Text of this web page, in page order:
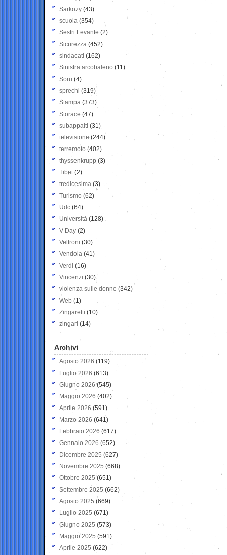
Sarkozy (43)
scuola (354)
Sestri Levante (2)
Sicurezza (452)
sindacati (162)
Sinistra arcobaleno (11)
Soru (4)
sprechi (319)
Stampa (373)
Storace (47)
subappalti (31)
televisione(244)
terremoto (402)
thyssenkrupp (3)
Tibet(2)
tredicesima (3)
Turismo (62)
Udc (64)
Università (128)
V-Day (2)
Veltroni (30)
Vendola (41)
Verdi (16)
Vincenzi (30)
violenza sulle donne (342)
Web (1)
Zingaretti (10)
zingari (14)
Archivi
Agosto 2026 (119)
Luglio 2026 (613)
Giugno 2026 (545)
Maggio 2026 (402)
Aprile 2026 (591)
Marzo 2026 (641)
Febbraio 2026 (617)
Gennaio 2026 (652)
Dicembre 2025 (627)
Novembre 2025 (668)
Ottobre 2025 (651)
Settembre 2025 (662)
Agosto 2025 (669)
Luglio 2025 (671)
Giugno 2025 (573)
Maggio 2025 (591)
Aprile 2025 (622)